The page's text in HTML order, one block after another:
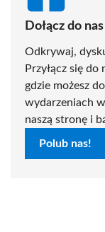
Dołącz do
Odkrywaj,
Przyłącz się do
gdzie możesz
wydarzeniach
naszą stronę i
Polub nas!